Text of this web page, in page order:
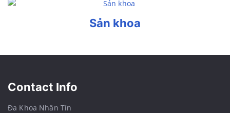
Sản khoa
Contact Info
Đa Khoa Nhân Tín